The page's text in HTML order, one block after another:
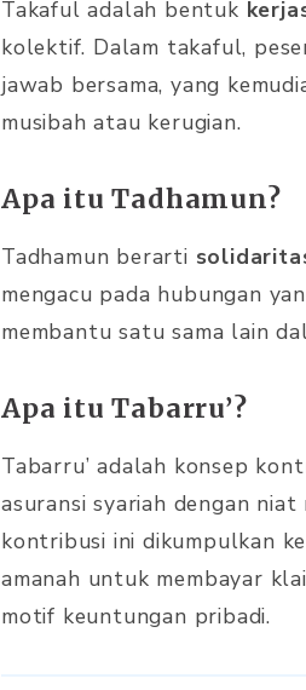
Takaful adalah bentuk
kolektif. Dalam takaful,
jawab bersama, yang
musibah atau kerugian.
Apa itu Tadhamun?
Tadhamun berarti
mengacu pada hubungan
membantu satu sama lain
Apa itu Tabarru’?
Tabarru’ adalah konsep
asuransi syariah dengan
kontribusi ini dikumpulkan
amanah untuk membayar
motif keuntungan pribadi.